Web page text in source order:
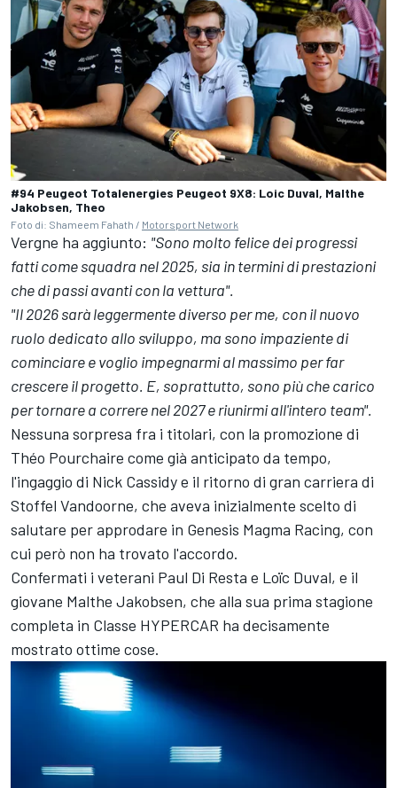
#94 Peugeot Totalenergies Peugeot 9X8: Loic Duval, Malthe
Jakobsen, Theo
Foto di: Shameem Fahath / Motorsport Network
Vergne ha aggiunto: "Sono molto felice dei progressi
fatti come squadra nel 2025, sia in termini di prestazioni
che di passi avanti con la vettura".
"Il 2026 sarà leggermente diverso per me, con il nuovo
ruolo dedicato allo sviluppo, ma sono impaziente di
cominciare e voglio impegnarmi al massimo per far
crescere il progetto. E, soprattutto, sono più che carico
per tornare a correre nel 2027 e riunirmi all'intero team".
Nessuna sorpresa fra i titolari, con la promozione di
Théo Pourchaire come già anticipato da tempo,
l'ingaggio di Nick Cassidy e il ritorno di gran carriera di
Stoffel Vandoorne, che aveva inizialmente scelto di
salutare per approdare in Genesis Magma Racing, con
cui però non ha trovato l'accordo.
Confermati i veterani Paul Di Resta e Loïc Duval, e il
giovane Malthe Jakobsen, che alla sua prima stagione
completa in Classe HYPERCAR ha decisamente
mostrato ottime cose.